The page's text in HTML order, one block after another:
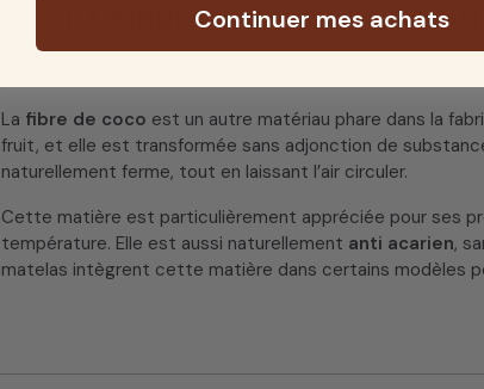
LA FIBRE DE COCO POUR
La fibre de coco est un autre matériau phare dans la
fruit, et elle est transformée sans adjonction de
naturellement ferme, tout en laissant l’air circuler.
Cette matière est particulièrement appréciée pour ses
température. Elle est aussi naturellement anti acarien,
matelas intègrent cette matière dans certains modèles
Continuer mes achats